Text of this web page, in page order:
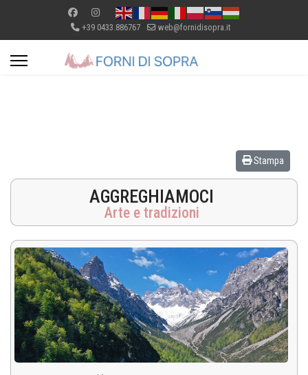
+39 0433.886767 web@fornidisopra.it
Stampa
AGGREGHIAMOCI
Arte e tradizioni